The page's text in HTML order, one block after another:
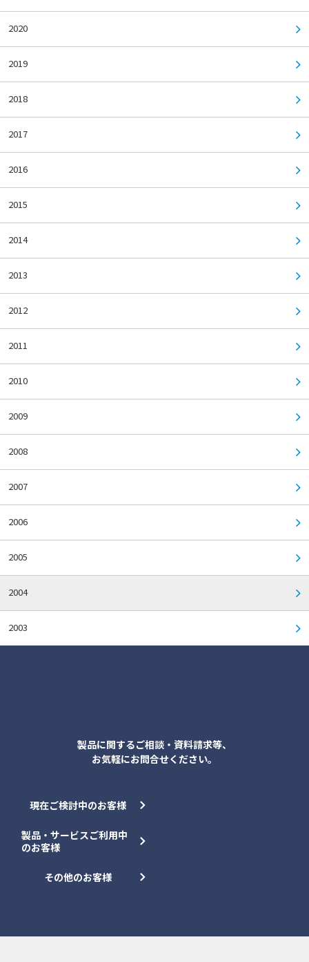
2020
2019
2018
2017
2016
2015
2014
2013
2012
2011
2010
2009
2008
2007
2006
2005
2004
2003
製品に関するご相談・資料請求等、
お気軽にお問合せください。
現在ご検討中のお客様
製品・サービスご利用中
のお客様
その他のお客様